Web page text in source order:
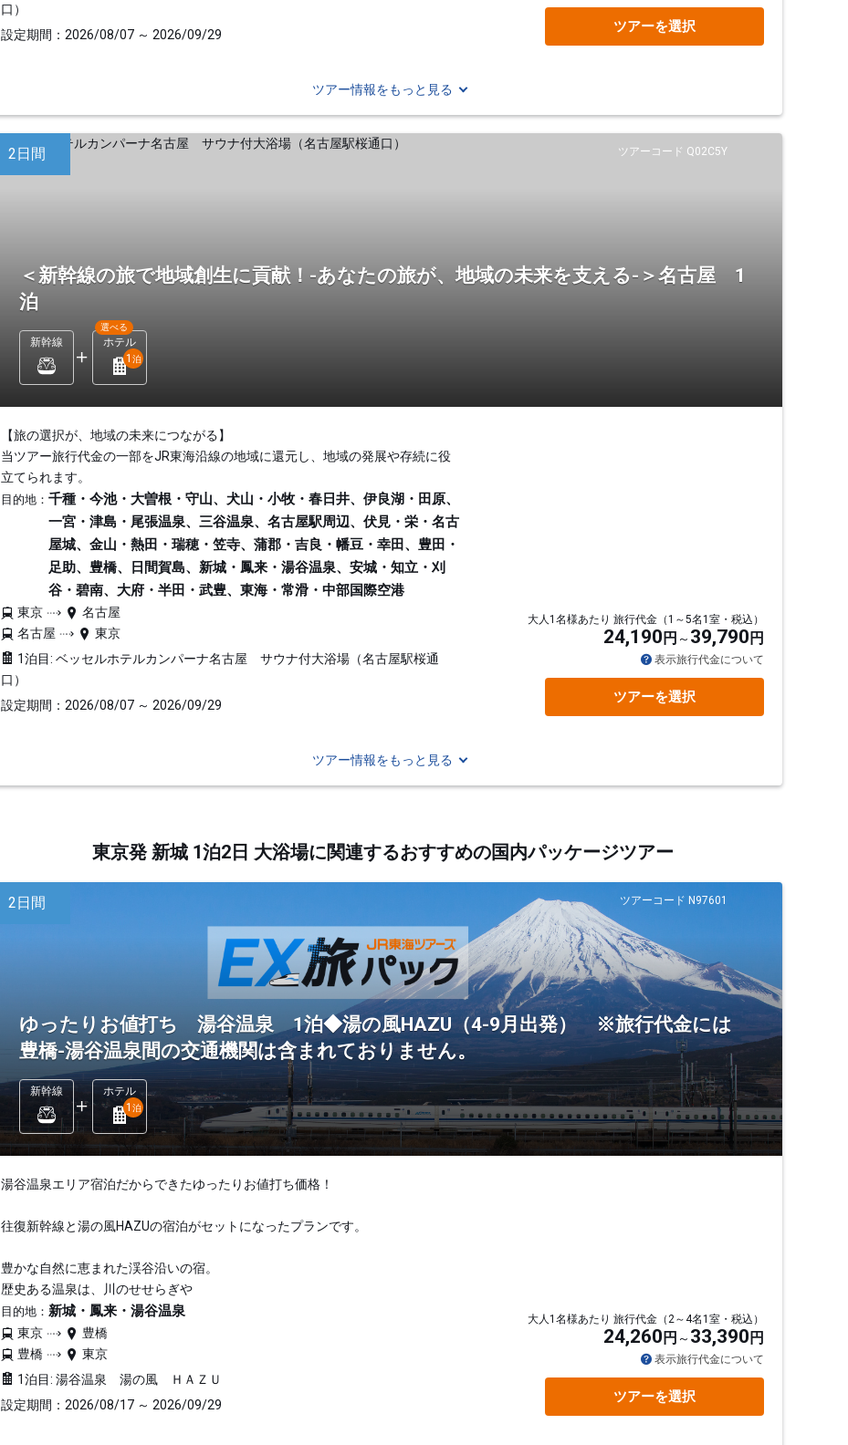
口）
設定期間：2026/08/07 ～ 2026/09/29
ツアーを選択
ツアー情報をもっと見る
ツアーコード Q02C5Y
2日間
＜新幹線の旅で地域創生に貢献！-あなたの旅が、地域の未来を支える-＞名古屋 1
泊
新幹線 ホテル
選べる
1 泊
【旅の選択が、地域の未来につながる】
当ツアー旅行代金の一部をJR東海沿線の地域に還元し、地域の発展や存続に役
立てられます。
目的地： 千種・今池・大曽根・守山、犬山・小牧・春日井、伊良湖・田原、
一宮・津島・尾張温泉、三谷温泉、名古屋駅周辺、伏見・栄・名古
屋城、金山・熱田・瑞穂・笠寺、蒲郡・吉良・幡豆・幸田、豊田・
足助、豊橋、日間賀島、新城・鳳来・湯谷温泉、安城・知立・刈
谷・碧南、大府・半田・武豊、東海・常滑・中部国際空港
東京
名古屋
名古屋
東京
1泊目: ベッセルホテルカンパーナ名古屋 サウナ付大浴場（名古屋駅桜通
口）
設定期間：2026/08/07 ～ 2026/09/29
大人1名様あたり 旅行代金（1～5名1室・税込）
24,190 円 39,790 円
表示旅行代金について
ツアーを選択
ツアー情報をもっと見る
東京発 新城 1泊2日 大浴場に関連するおすすめの国内パッケージツアー
ツアーコード N97601
2日間
ゆったりお値打ち 湯谷温泉 1泊◆湯の風HAZU（4-9月出発） ※旅行代金には
豊橋-湯谷温泉間の交通機関は含まれておりません。
新幹線
ホテル
1 泊
湯谷温泉エリア宿泊だからできたゆったりお値打ち価格！
往復新幹線と湯の風HAZUの宿泊がセットになったプランです。
豊かな自然に恵まれた渓谷沿いの宿。
歴史ある温泉は、川のせせらぎや
目的地： 新城・鳳来・湯谷温泉
東京
豊橋
豊橋
東京
1泊目: 湯谷温泉 湯の風 ＨＡＺＵ
設定期間：2026/08/17 ～ 2026/09/29
大人1名様あたり 旅行代金（2～4名1室・税込）
24,260 円 33,390 円
表示旅行代金について
ツアーを選択